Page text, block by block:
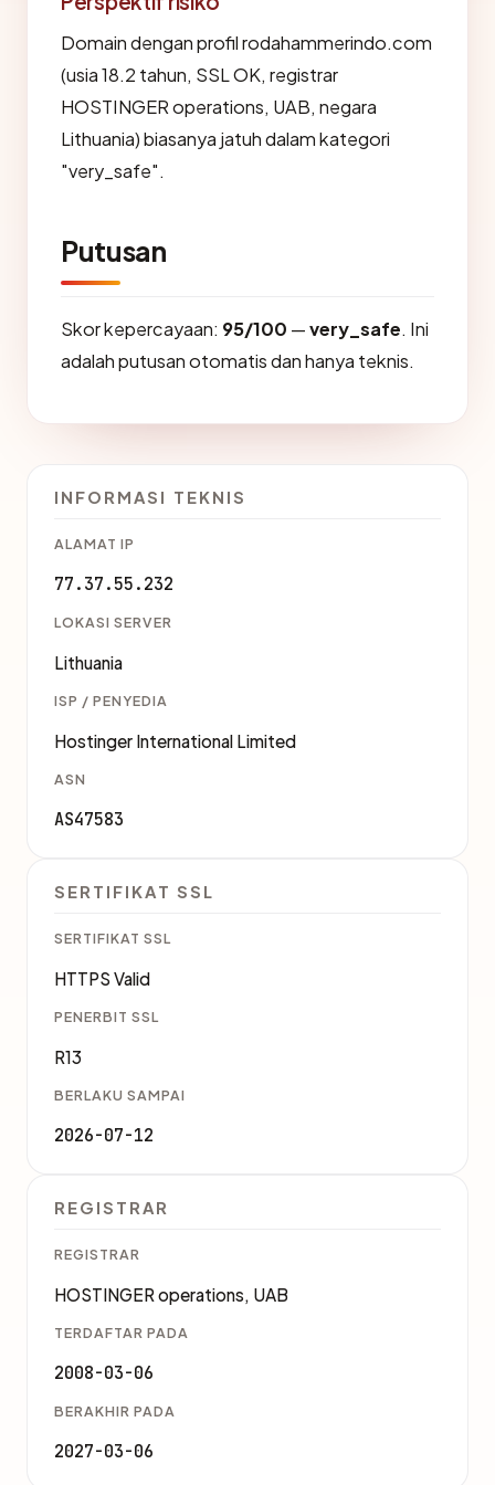
Domain dengan profil rodahammerindo.com
(usia 18.2 tahun, SSL OK, registrar
HOSTINGER operations, UAB, negara
Lithuania) biasanya jatuh dalam kategori
"very_safe".
Putusan
Skor kepercayaan: 95/100 —very_safe. Ini
adalah putusan otomatis dan hanya teknis.
INFORMASI TEKNIS
ALAMAT IP
77.37.55.232
LOKASI SERVER
Lithuania
ISP / PENYEDIA
Hostinger International Limited
ASN
AS47583
SERTIFIKAT SSL
SERTIFIKAT SSL
HTTPS Valid
PENERBIT SSL
R13
BERLAKU SAMPAI
2026-07-12
REGISTRAR
REGISTRAR
HOSTINGER operations, UAB
TERDAFTAR PADA
2008-03-06
BERAKHIR PADA
2027-03-06